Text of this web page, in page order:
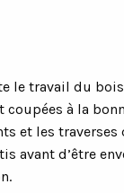
le travail du
coupées à la
et les
avant d’être